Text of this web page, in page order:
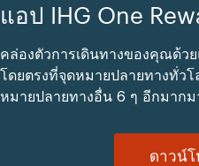
แอป IHG One
คล่องตัวการเดินทางของคุณด้ว
โดยตรงที่จุดหมายปลายทางทั่ว
หมายปลายทางอื่น 6 ๆ อีกมากม
ดาวน์โ